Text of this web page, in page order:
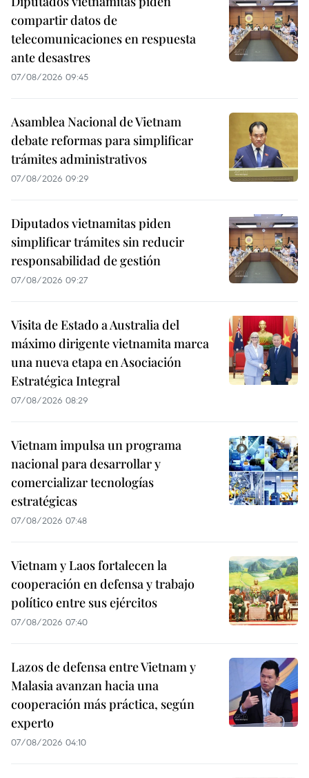
compartir datos de
telecomunicaciones en respuesta
ante desastres
07/08/2026 09:45
Asamblea Nacional de Vietnam
debate reformas para simplificar
trámites administrativos
07/08/2026 09:29
Diputados vietnamitas piden
simplificar trámites sin reducir
responsabilidad de gestión
07/08/2026 09:27
Visita de Estado a Australia del
máximo dirigente vietnamita marca
una nueva etapa en Asociación
Estratégica Integral
07/08/2026 08:29
Vietnam impulsa un programa
nacional para desarrollar y
comercializar tecnologías
estratégicas
07/08/2026 07:48
Vietnam y Laos fortalecen la
cooperación en defensa y trabajo
político entre sus ejércitos
07/08/2026 07:40
Lazos de defensa entre Vietnam y
Malasia avanzan hacia una
cooperación más práctica, según
experto
07/08/2026 04:10